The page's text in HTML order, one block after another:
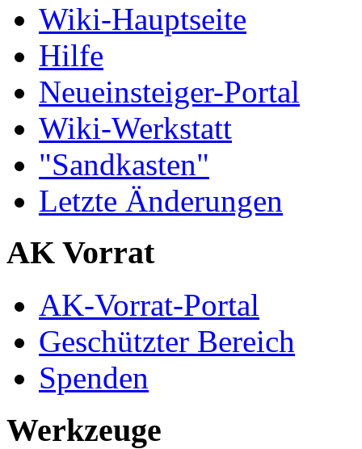
Wiki-Hauptseite
Hilfe
Neueinsteiger-Portal
Wiki-Werkstatt
"Sandkasten"
Letzte Änderungen
AK Vorrat
AK-Vorrat-Portal
Geschützter Bereich
Spenden
Werkzeuge